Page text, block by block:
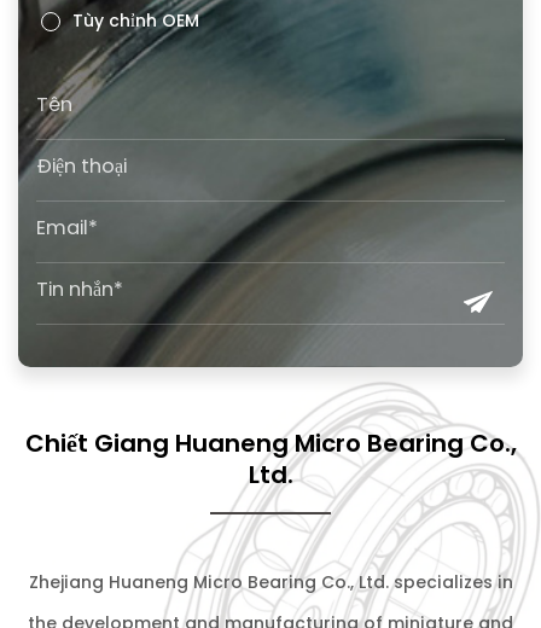
Tùy chỉnh OEM
Chiết Giang Huaneng Micro Bearing Co.,
Ltd.
Zhejiang Huaneng Micro Bearing Co., Ltd. specializes in